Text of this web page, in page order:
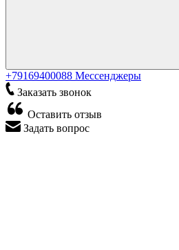
+79169400088 Мессенджеры
Заказать звонок
Оставить отзыв
Задать вопрос